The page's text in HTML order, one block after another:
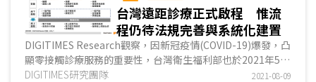
台灣遠距診療正式啟程 惟流
程仍待法規完善與系統化建置
DIGITIMES Research觀察，因新冠疫情(COVID-19)爆發，凸
顯零接觸診療服務的重要性，台灣衛生福利部也於2021年5月
宣布開放所有醫療院所與全體民眾視訊診療服務，此舉將加速
DIGITIMES研究團隊 2021-08-09